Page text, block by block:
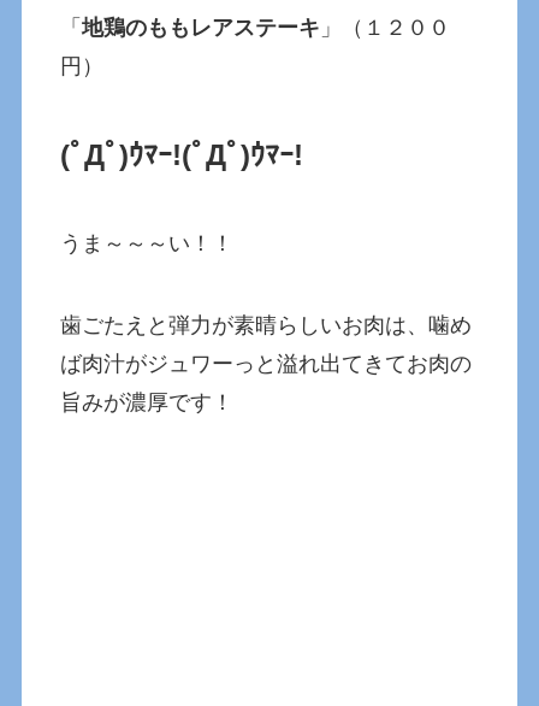
「地鶏のももレアステーキ 」（１２００
円）
(ﾟДﾟ)ｳﾏｰ!(ﾟДﾟ)ｳﾏｰ!
うま～～～い！！
歯ごたえと弾力が素晴らしいお肉は、噛め
ば肉汁がジュワーっと溢れ出てきてお肉の
旨みが濃厚です！